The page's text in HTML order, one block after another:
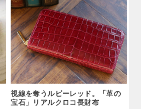
視線を奪うルビーレッド。「革の
宝石」リアルクロコ長財布